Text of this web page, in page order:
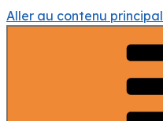
Aller au contenu principal